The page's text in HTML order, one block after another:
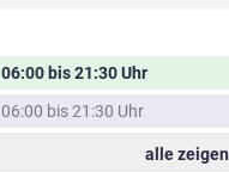
06:00 bis 21:30 Uhr
06:00 bis 21:30 Uhr
alle zeigen